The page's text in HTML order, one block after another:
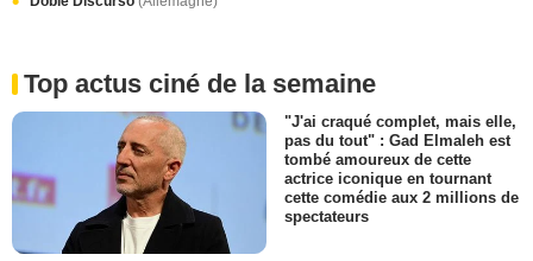
Top actus ciné de la semaine
"J'ai craqué complet, mais elle,
pas du tout" : Gad Elmaleh est
tombé amoureux de cette
actrice iconique en tournant
cette comédie aux 2 millions de
spectateurs